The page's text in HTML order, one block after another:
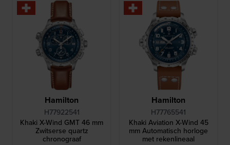
Hamilton
H77922541
Khaki X-Wind GMT 46 mm
Zwitserse quartz
chronograaf
Hamilton
H77765541
Khaki Aviation X-Wind 45
mm Automatisch horloge
met rekenlineaal